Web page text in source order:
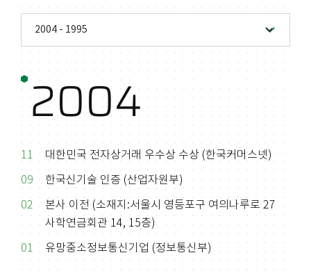
2004
11 대한민국 전자상거래 우수상 수상 (한국커머스넷)
09 한국신기술 인증 (산업자원부)
02
본사 이전 (소재지:서울시 영등포구 여의나루로 27
사학연금회관 14, 15층)
01 유망중소정보통신기업 (정보통신부)